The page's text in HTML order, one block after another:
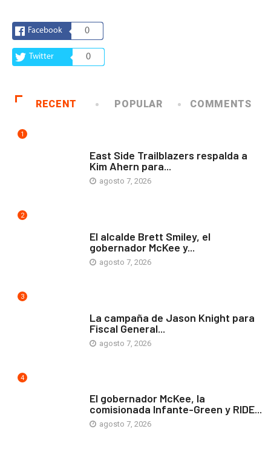
Facebook 0
Twitter 0
RECENT POPULAR COMMENTS
1
East Side Trailblazers respalda a
Kim Ahern para...
agosto 7, 2026
2
El alcalde Brett Smiley, el
gobernador McKee y...
agosto 7, 2026
3
La campaña de Jason Knight para
Fiscal General...
agosto 7, 2026
4
El gobernador McKee, la
comisionada Infante-Green y RIDE...
agosto 7, 2026